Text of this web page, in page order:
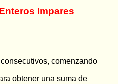
Impares
comenzando
obtener una suma de